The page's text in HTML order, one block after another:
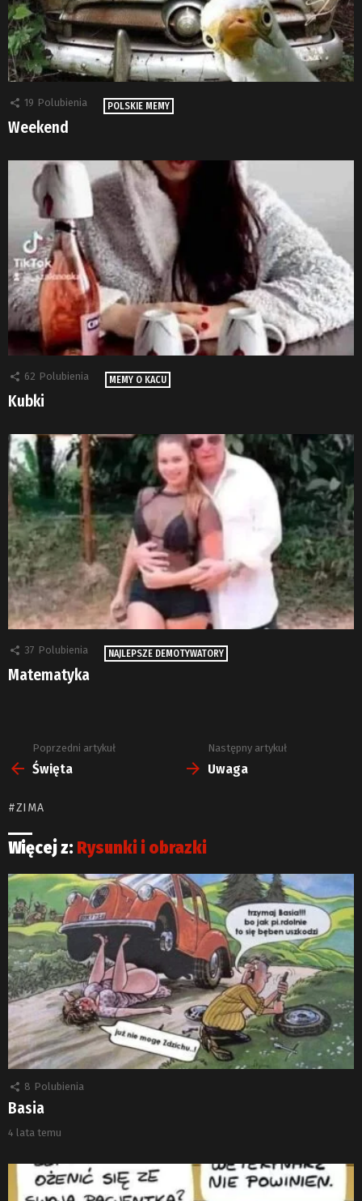
19 Polubienia POLSKIE MEMY
Weekend
62 Polubienia MEMY O KACU
Kubki
37 Polubienia NAJLEPSZE DEMOTYWATORY
Matematyka
Zobacz
więcej
Poprzedni artykuł
Święta
Następny artykuł
Uwaga
ZIMA
Więcej z: Rysunki i obrazki
8 Polubienia
Basia
4 lata temu